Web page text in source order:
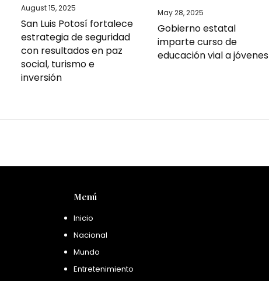
August 15, 2025
San Luis Potosí fortalece
estrategia de seguridad
con resultados en paz
social, turismo e
inversión
May 28, 2025
Gobierno estatal
imparte curso de
educación vial a jóvenes
Menú
Inicio
Nacional
Mundo
Entretenimiento